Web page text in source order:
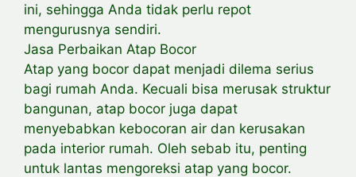
ini, sehingga Anda tidak perlu repot
mengurusnya sendiri.
Jasa Perbaikan Atap Bocor
Atap yang bocor dapat menjadi dilema serius
bagi rumah Anda. Kecuali bisa merusak struktur
bangunan, atap bocor juga dapat
menyebabkan kebocoran air dan kerusakan
pada interior rumah. Oleh sebab itu, penting
untuk lantas mengoreksi atap yang bocor.